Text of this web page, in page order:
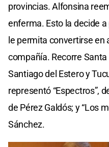
provincias. Alfonsina
enferma. Esto la decide
le permita convertirse en
compañía. Recorre
Santiago del Estero y
representó “Espectros”,
de Pérez Galdós; y “Los
Sánchez.